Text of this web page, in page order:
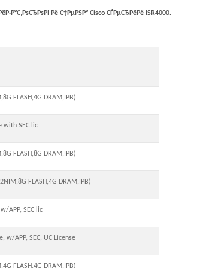
Рё С†РµРЅР° Cisco СЃРµСЂРёРё ISR4000.
FLASH,4G DRAM,IPB)
with SEC lic
FLASH,8G DRAM,IPB)
FLASH,4G DRAM,IPB)
APP, SEC lic
w/APP, SEC, UC License
FLASH,4G DRAM,IPB)